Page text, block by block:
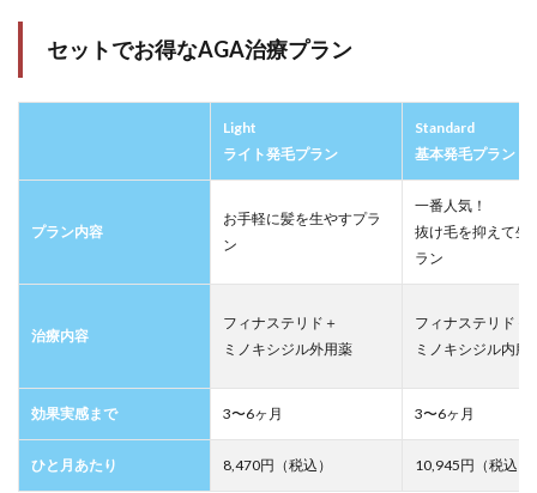
セットでお得なAGA治療プラン
Light
ライト発毛プラン
Standard
基本発毛プラン
プラン内容
お手軽に髪を生やすプラ
ン
一番人気！
抜け毛を抑えて生
ラン
治療内容
フィナステリド＋
ミノキシジル外用薬
フィナステリド＋
ミノキシジル内服
効果実感まで 3〜6ヶ月 3〜6ヶ月
ひと月あたり 8,470円（税込） 10,945円（税込）